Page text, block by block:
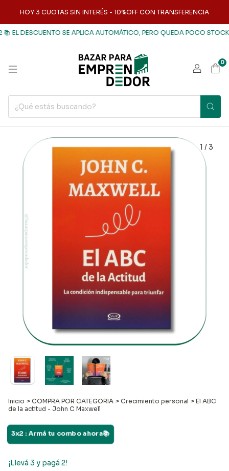
HOY 3 CUOTAS SIN INTERÉS - 10%OFF CON TRANSFERENCIA
SE APLICA AUTOMÁTICO, PERO QUEDA POCO STOCK ⏳
0
1 / 3
Inicio > COMPRA POR CATEGORIA > Crecimiento personal > El ABC
de la actitud - John C Maxwell
3x2 : Armá tu combo ahora📚
¡Llevá 3 y pagá 2!